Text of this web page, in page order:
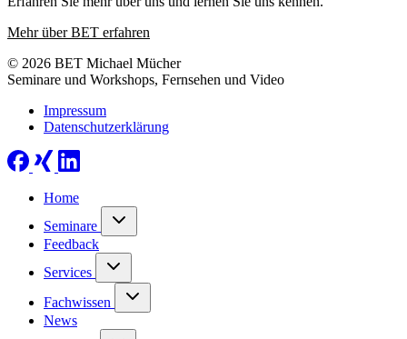
Mehr über BET erfahren
© 2026 BET Michael Mücher
Seminare und Workshops, Fernsehen und Video
Impressum
Datenschutzerklärung
Home
Seminare
Feedback
Services
Fachwissen
News